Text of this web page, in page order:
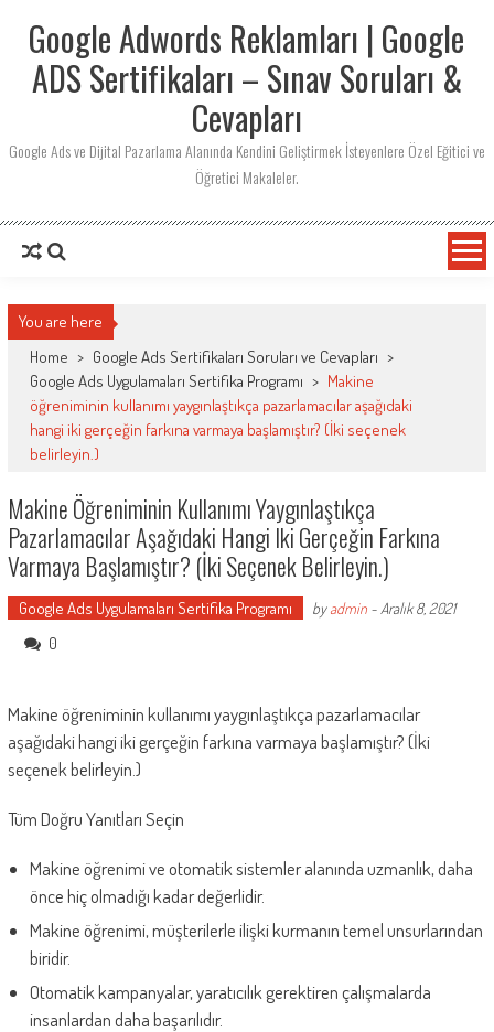
contentGoogle Adwords Reklamları | Google
ADS Sertifikaları – Sınav Soruları &
Cevapları
Google Ads ve Dijital Pazarlama Alanında Kendini Geliştirmek İsteyenlere Özel Eğitici ve
Öğretici Makaleler.
You are here
Home > Google Ads Sertifikaları Soruları ve Cevapları >
Google Ads Uygulamaları Sertifika Programı > Makine
öğreniminin kullanımı yaygınlaştıkça pazarlamacılar aşağıdaki
hangi iki gerçeğin farkına varmaya başlamıştır? (İki seçenek
belirleyin.)
Makine Öğreniminin Kullanımı Yaygınlaştıkça
Pazarlamacılar Aşağıdaki Hangi Iki Gerçeğin Farkına
Varmaya Başlamıştır? (İki Seçenek Belirleyin.)
Google Ads Uygulamaları Sertifika Programı byadmin- Aralık 8, 2021
0
Makine öğreniminin kullanımı yaygınlaştıkça pazarlamacılar
aşağıdaki hangi iki gerçeğin farkına varmaya başlamıştır? (İki
seçenek belirleyin.)
Tüm Doğru Yanıtları Seçin
Makine öğrenimi ve otomatik sistemler alanında uzmanlık, daha
önce hiç olmadığı kadar değerlidir.
Makine öğrenimi, müşterilerle ilişki kurmanın temel unsurlarından
biridir.
Otomatik kampanyalar, yaratıcılık gerektiren çalışmalarda
insanlardan daha başarılıdır.